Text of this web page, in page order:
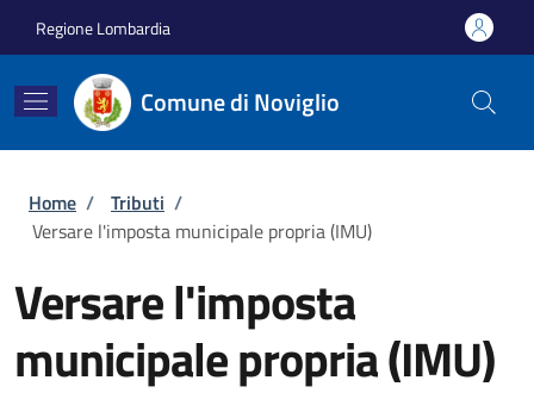
Regione Lombardia
Comune di Noviglio
Briciole di pane
Home / Tributi /
Versare l'imposta municipale propria (IMU)
Versare l'imposta
municipale propria (IMU)